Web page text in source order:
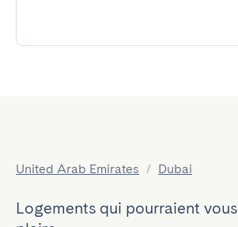
United Arab Emirates / Dubai
Logements qui pourraient vous